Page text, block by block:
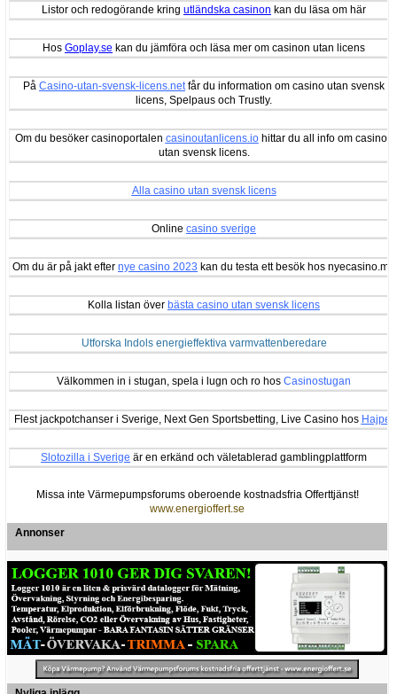
Listor och redogörande kring utländska casinon kan du läsa om här
Hos Goplay.se kan du jämföra och läsa mer om casinon utan licens
På Casino-utan-svensk-licens.netfår du information om casino utan svensk
licens, Spelpaus och Trustly.
Om du besöker casinoportalen casinoutanlicens.iohittar du all info om casinon
utan svensk licens.
Alla casino utan svensk licens
Online casino sverige
Om du är på jakt efter nye casino 2023 kan du testa ett besök hos nyecasino.me
Kolla listan över bästa casino utan svensk licens
Utforska Indols energieffektiva varmvattenberedare
Välkommen in i stugan, spela i lugn och ro hos Casinostugan
Flest jackpotchanser i Sverige, Next Gen Sportsbetting, Live Casino hos Hajper
Slotozilla i Sverige är en erkänd och väletablerad gamblingplattform
Missa inte Värmepumpsforums oberoende kostnadsfria Offerttjänst!
www.energioffert.se
Annonser